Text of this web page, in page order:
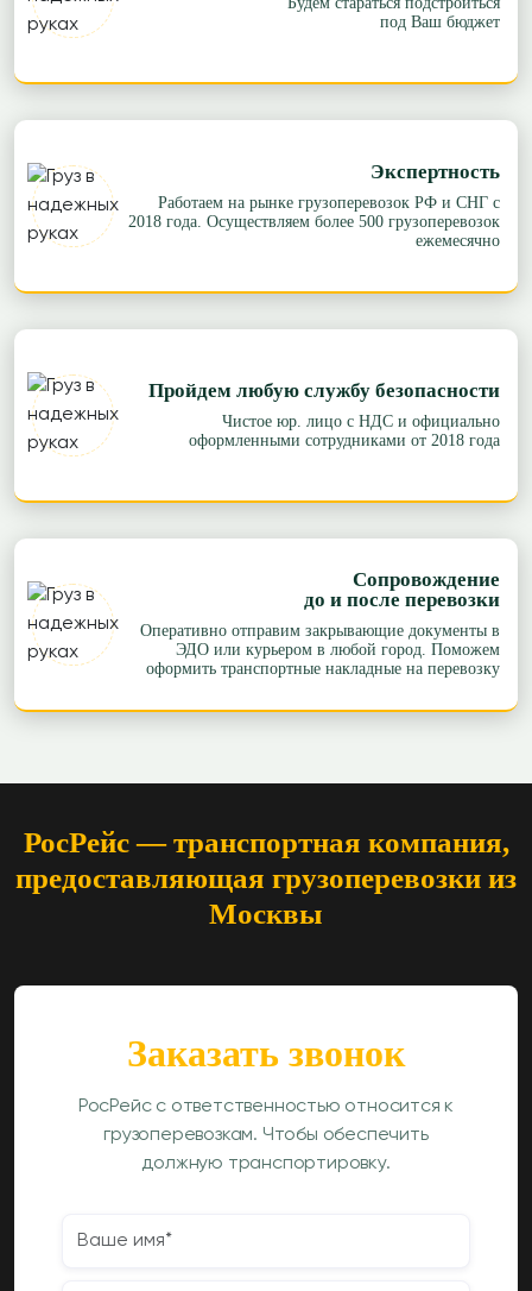
под Ваш бюджет
Экспертность
Работаем на рынке грузоперевозок РФ и СНГ с
2018 года. Осуществляем более 500 грузоперевозок
ежемесячно
Пройдем любую службу безопасности
Чистое юр. лицо с НДС и официально
оформленными сотрудниками от 2018 года
Сопровождение
до и после перевозки
Оперативно отправим закрывающие документы в
ЭДО или курьером в любой город. Поможем
оформить транспортные накладные на перевозку
Заказать звонок
РосРейс с ответственностью относится к
грузоперевозкам. Чтобы обеспечить
должную транспортировку.
РосРейс — транспортная компания,
предоставляющая грузоперевозки из
Москвы